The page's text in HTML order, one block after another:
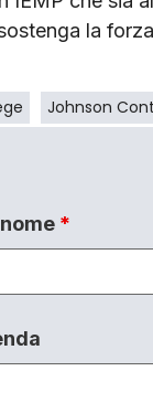
la
Johnson
*